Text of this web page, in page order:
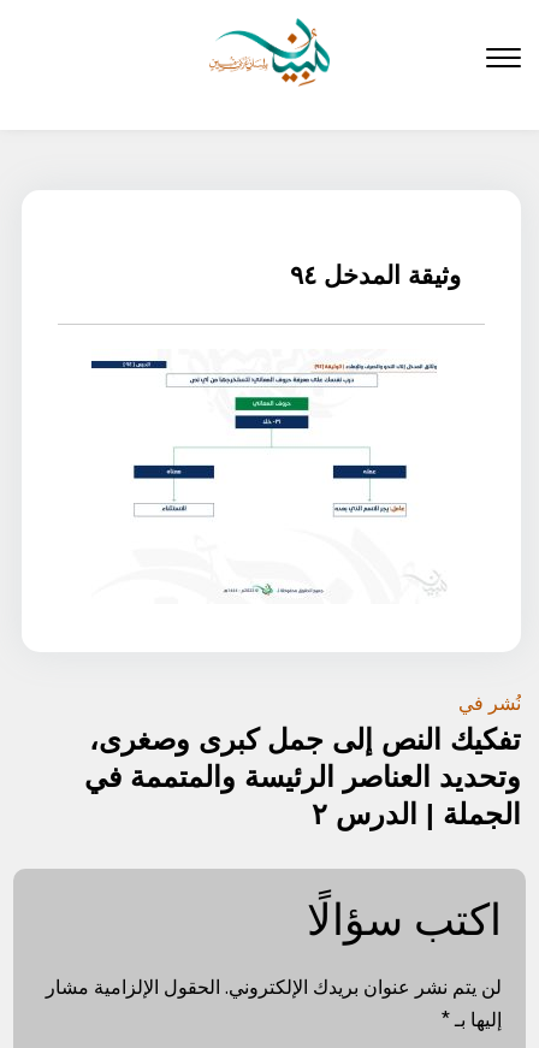
المحتوى
وثيقة المدخل ٩٤
تصفّح
المقالات
نُشر في
تفكيك النص إلى جمل كبرى وصغرى،
وتحديد العناصر الرئيسة والمتممة في
الجملة | الدرس ٢
اكتب سؤالًا
لن يتم نشر عنوان بريدك الإلكتروني. الحقول الإلزامية مشار
إليها بـ*